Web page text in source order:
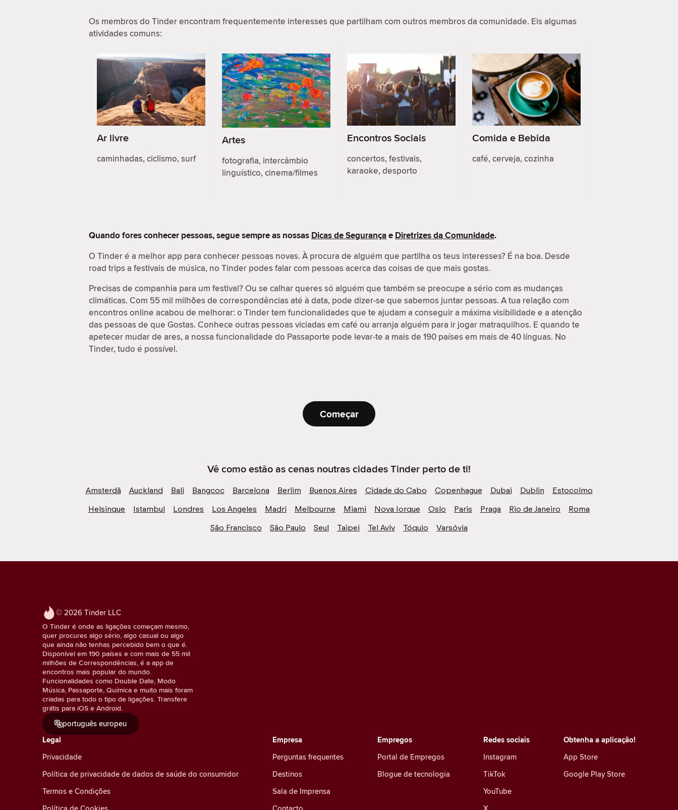
Os membros do Tinder encontram frequentemente interesses que partilham com outros membros da comunidade. Eis algumas
atividades comuns:
Ar livre
caminhadas, ciclismo, surf
Artes
fotografia, intercâmbio
linguístico, cinema/filmes
Encontros Sociais
concertos, festivais,
karaoke, desporto
Comida e Bebida
café, cerveja, cozinha
Quando fores conhecer pessoas, segue sempre as nossas Dicas de Segurançae Diretrizes da Comunidade.
O Tinder é a melhor app para conhecer pessoas novas. À procura de alguém que partilha os teus interesses? É na boa. Desde
road trips a festivais de música, no Tinder podes falar com pessoas acerca das coisas de que mais gostas.
Precisas de companhia para um festival? Ou se calhar queres só alguém que também se preocupe a sério com as mudanças
climáticas. Com 55 mil milhões de correspondências até à data, pode dizer-se que sabemos juntar pessoas. A tua relação com
encontros online acabou de melhorar: o Tinder tem funcionalidades que te ajudam a conseguir a máxima visibilidade e a atenção
das pessoas de que Gostas. Conhece outras pessoas viciadas em café ou arranja alguém para ir jogar matraquilhos. E quando te
apetecer mudar de ares, a nossa funcionalidade do Passaporte pode levar-te a mais de 190 países em mais de 40 línguas. No
Tinder, tudo é possível.
Começar
Vê como estão as cenas noutras cidades Tinder perto de ti!
Amsterdã Auckland Bali Bangcoc Barcelona Berlim Buenos Aires Cidade do Cabo Copenhague Dubai Dublin
Estocolmo
Helsinque
Istambul Londres Los Angeles Madri Melbourne Miami Nova Iorque Oslo Paris Praga Rio de Janeiro
Roma
São Francisco
São Paulo Seul Taipei Tel Aviv Tóquio Varsóvia
© 2026 Tinder LLC
O Tinder é onde as ligações começam mesmo,
quer procures algo sério, algo casual ou algo
que ainda não tenhas percebido bem o que é.
Disponível em 190 países e com mais de 55 mil
milhões de Correspondências, é a app de
encontros mais popular do mundo.
Funcionalidades como Double Date, Modo
Música, Passaporte, Química e muito mais foram
criadas para todo o tipo de ligações. Transfere
grátis para iOS e Android.
português europeu
Redes sociais
Instagram
TikTok
YouTube
Legal
Privacidade
Política de privacidade de dados de saúde do consumidor
Termos e Condições
Empregos
Portal de Empregos
Blogue de tecnologia
Empresa
Perguntas frequentes
Destinos
Sala de Imprensa
Obtenha a aplicação!
App Store
Google Play Store